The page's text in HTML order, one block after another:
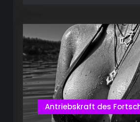
Antriebskraft des